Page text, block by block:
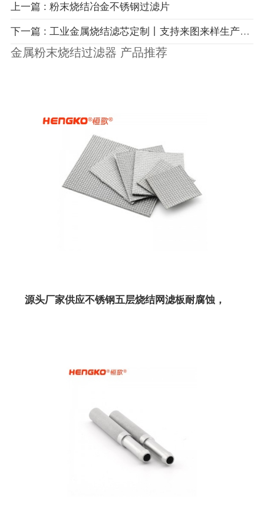
上一篇 : 粉末烧结冶金不锈钢过滤片
下一篇 : 工业金属烧结滤芯定制丨支持来图来样生产微孔过滤元件
金属粉末烧结过滤器 产品推荐
源头厂家供应不锈钢五层烧结网滤板耐腐蚀，